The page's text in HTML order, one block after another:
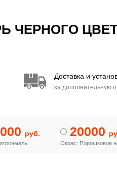
со стеклом
ЧЕРНОГО
Доставка и
за дополнительную
руб. 20000
Окрас: Порошковое